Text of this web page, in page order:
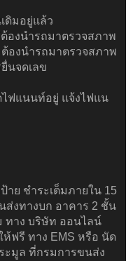
ดิมอยู่แล้ว
ต้องนำรถมาตรวจสภาพ
ต้องนำรถมาตรวจสภาพ
นจดเลข
ไฟแนนท์อยู่ แจ้งไฟแน
าย ชำระเต็มภายใน 15
ส่งทางบก อาคาร 2 ชั้น
ทาง บริษัท ออนไลน์
ห้ฟรี ทาง EMS หรือ นัด
ะมูล ที่กรมการขนส่ง